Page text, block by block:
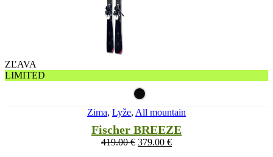
ZĽAVA
LIMITED
Zima, Lyže, All mountain
Fischer BREEZE
419.00€ 379.00 €